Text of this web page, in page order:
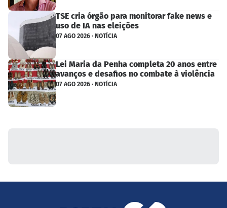
TSE cria órgão para monitorar fake news e
uso de IA nas eleições
07 AGO 2026 · NOTÍCIA
Lei Maria da Penha completa 20 anos entre
avanços e desafios no combate à violência
07 AGO 2026 · NOTÍCIA